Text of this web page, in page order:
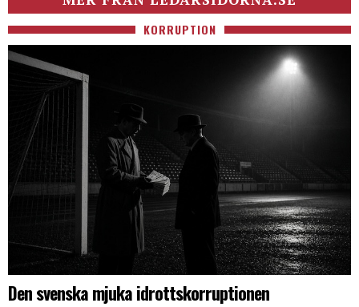
KORRUPTION
Den svenska mjuka idrottskorruptionen